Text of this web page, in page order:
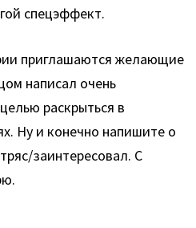
спецэффект.
приглашаются желающие
написал очень
раскрыться в
Ну и конечно напишите о
заинтересовал. С